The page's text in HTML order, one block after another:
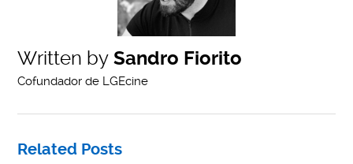
Written by Sandro Fiorito
Cofundador de LGEcine
Related Posts